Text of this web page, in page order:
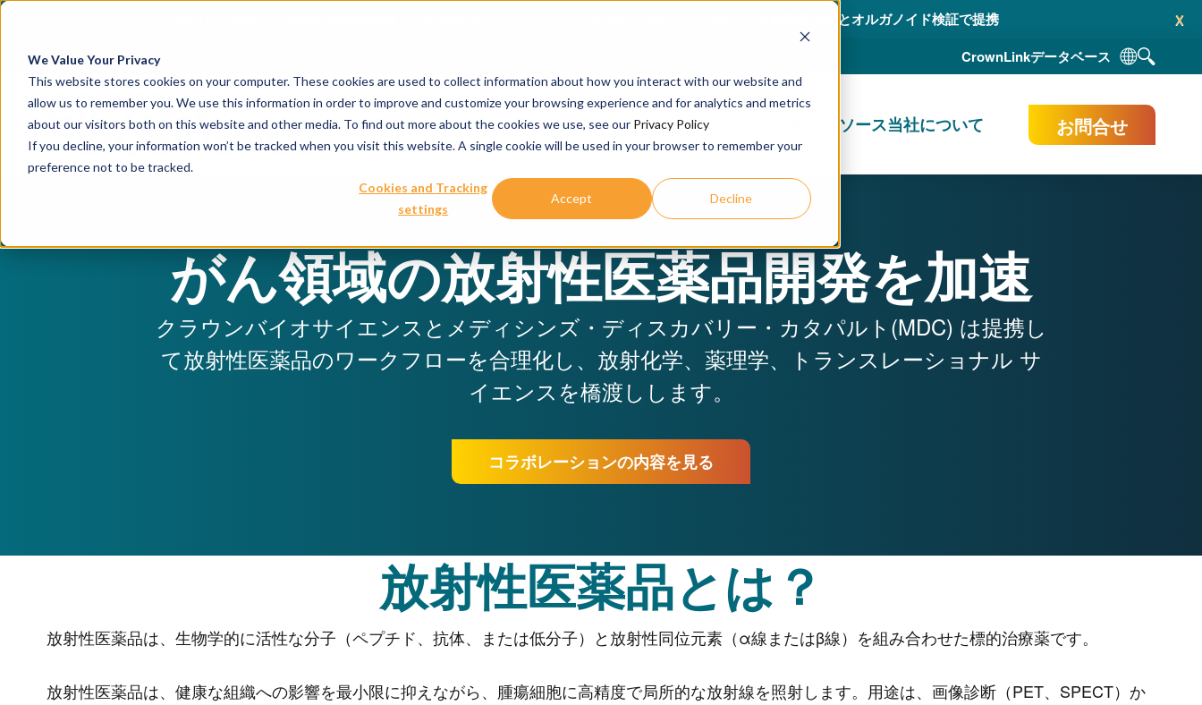
We Value Your Privacy
This website stores cookies on your computer. These cookies are used to collect information about how you interact with our website and
allow us to remember you. We use this information in order to improve and customize your browsing experience and for analytics and metrics
about our visitors both on this website and other media. To find out more about the cookies we use, see our Privacy Policy
If you decline, your information won’t be tracked when you visit this website. A single cookie will be used in your browser to remember your
preference not to be tracked.
Cookies and Tracking
settings
Accept Decline
x
Crown Bioscience と Turbine がトランスレーショナルオンコロジーにおける AI 駆動型予測とオルガノイド検証で提携
CrownLinkデータベース
当社のサービス 文献＆リソース当社について お問合せ
がん領域の放射性医薬品開発を加速
クラウンバイオサイエンスとメディシンズ・ディスカバリー・カタパルト(MDC) は提携し
て放射性医薬品のワークフローを合理化し、放射化学、薬理学、トランスレーショナル サ
イエンスを橋渡しします。
コラボレーションの内容を見る
放射性医薬品とは？
放射性医薬品は、生物学的に活性な分子（ペプチド、抗体、または低分子）と放射性同位元素（α線またはβ線）を組み合わせた標的治療薬です。
放射性医薬品は、健康な組織への影響を最小限に抑えながら、腫瘍細胞に高精度で局所的な放射線を照射します。用途は、画像診断（PET、SPECT）か